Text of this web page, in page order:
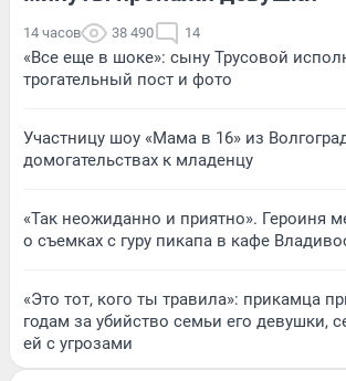
14 часов 38 490 14
«Все еще в шоке»: сыну Трусовой
трогательный пост и фото
Участницу шоу «Мама в 16» из
домогательствах к младенцу
«Так неожиданно и приятно». Героиня
о съемках с гуру пикапа в кафе
«Это тот, кого ты травила»: прикамца
годам за убийство семьи его девушки,
ей с угрозами